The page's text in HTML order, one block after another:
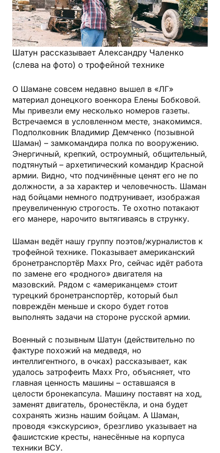
Шатун рассказывает Александру Чаленко
(слева на фото) о трофейной технике
О Шамане совсем недавно вышел в «ЛГ»
материал донецкого военкора Елены Бобковой.
Мы привезли ему несколько номеров газеты.
Встречаемся в условленном месте, знакомимся.
Подполковник Владимир Демченко (позывной
Шаман) – замкомандира полка по вооружению.
Энергичный, крепкий, остроумный, общительный,
подтянутый – архетипический командир Красной
армии. Видно, что подчинённые ценят его не по
должности, а за характер и человечность. Шаман
над бойцами немного подтрунивает, изображая
преувеличенную строгость. Те охотно потакают
его манере, нарочито вытягиваясь в струнку.
Шаман ведёт нашу группу поэтов/журналистов к
трофейной технике. Показывает американский
бронетранспортёр Maxx Pro, сейчас идёт работа
по замене его «родного» двигателя на
мазовский. Рядом с «американцем» стоит
турецкий бронетранспортёр, который был
повреждён меньше и скоро будет готов
выполнять задачи на стороне русской армии.
Военный с позывным Шатун (действительно по
фактуре похожий на медведя, но
интеллигентного, в очках) рассказывает, как
удалось затрофеить Maxx Pro, объясняет, что
главная ценность машины – оставшаяся в
целости бронекапсула. Машину поставят на ход,
заменят двигатель, бронестёкла, и она будет
сохранять жизнь нашим бойцам. А Шаман,
проводя «экскурсию», брезгливо указывает на
фашистские кресты, нанесённые на корпуса
техники ВСУ.